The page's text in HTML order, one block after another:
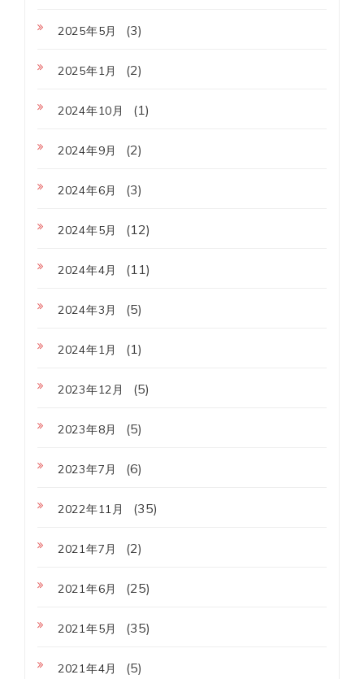
2025年5月 (3)
2025年1月 (2)
2024年10月 (1)
2024年9月 (2)
2024年6月 (3)
2024年5月 (12)
2024年4月 (11)
2024年3月 (5)
2024年1月 (1)
2023年12月 (5)
2023年8月 (5)
2023年7月 (6)
2022年11月 (35)
2021年7月 (2)
2021年6月 (25)
2021年5月 (35)
2021年4月 (5)